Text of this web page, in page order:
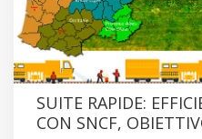
SUITE RAPIDE:
CON SNCF,